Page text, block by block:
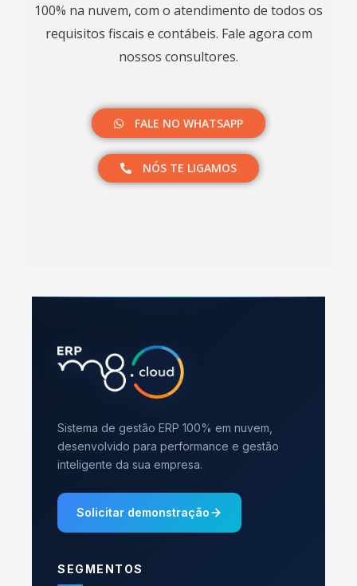
100% na nuvem, com o atendimento de todos os
requisitos fiscais e contábeis. Fale agora com
nossos consultores.​
FALE NO WHATSAPP
NÓS TE LIGAMOS
Sistema de gestão ERP 100% em nuvem,
desenvolvido para performance e gestão
inteligente da sua empresa.
Solicitar demonstração
SEGMENTOS